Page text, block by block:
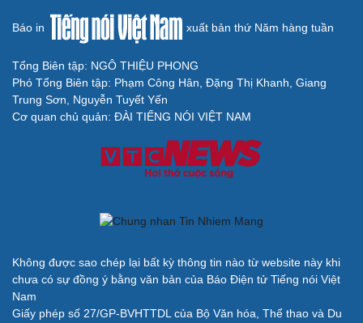
Báo in xuất bản thứ Năm hàng tuần
Tổng Biên tập: NGÔ THIỆU PHONG
Phó Tổng Biên tập: Phạm Công Hân, Đặng Thị Khanh, Giang
Trung Sơn, Nguyễn Tuyết Yến
Cơ quan chủ quản: ĐÀI TIẾNG NÓI VIỆT NAM
Không được sao chép lại bất kỳ thông tin nào từ website này khi
chưa có sự đồng ý bằng văn bản của Báo Điện tử Tiếng nói Việt
Nam
Giấy phép số 27/GP-BVHTTDL của Bộ Văn hóa, Thể thao và Du